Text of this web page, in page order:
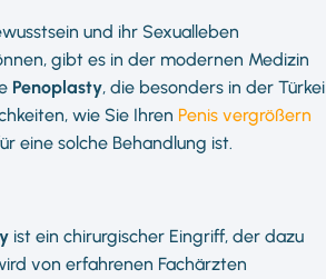
und ihr Sexualleben
gibt es in der modernen Medizin
Penoplasty, die besonders in der Türkei
wie Sie Ihren Penis vergrößern
eine solche Behandlung ist.
ist ein chirurgischer Eingriff, der dazu
von erfahrenen Fachärzten